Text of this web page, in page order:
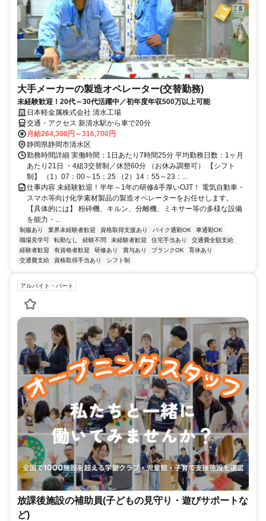
大手メーカーの製造オペレーター(交替勤務)
未経験歓迎！20代～30代活躍中／初年度年収500万以上可能
日本軽金属株式会社 清水工場
交通・アクセス 新清水駅から車で20分
月給264,300円～316,700円
静岡県静岡市清水区
勤務時間詳細 実働時間：1日あたり7時間25分 平均勤務日数：1ヶ月
あたり21日 ・4組3交替制／休憩60分 （お休み調整可） 【シフト
制】 （1）07：00～15：25 （2）14：55～23：...
仕事内容 未経験歓迎！半年～1年の研修&手厚いOJT！ 電気自動車・
スマホ等向け化学素材製品の製造オペレーターをお任せします。
【具体的には】 粉砕機、キルン、分離機、ミキサー等の多様な設備
を能力・...
制服あり 業界未経験者歓迎 資格取得支援あり バイク通勤OK
車通勤OK
職場見学可
転勤なし 経験不問 未経験者歓迎 住宅手当あり
交通費全額支給
経験者歓迎
有資格者歓迎 研修あり 賞与あり ブランクOK
育休あり
交通費支給
資格取得手当あり シフト制
アルバイト・パート
放課後施設の補助員(子どもの見守り・遊びサポートな
ど)